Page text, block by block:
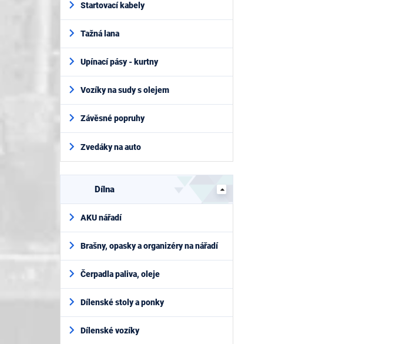
Startovací kabely
Tažná lana
Upínací pásy - kurtny
Vozíky na sudy s olejem
Závěsné popruhy
Zvedáky na auto
Dílna
AKU nářadí
Brašny, opasky a organizéry na nářadí
Čerpadla paliva, oleje
Dílenské stoly a ponky
Dílenské vozíky